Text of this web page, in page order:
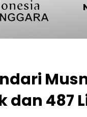
dan 487